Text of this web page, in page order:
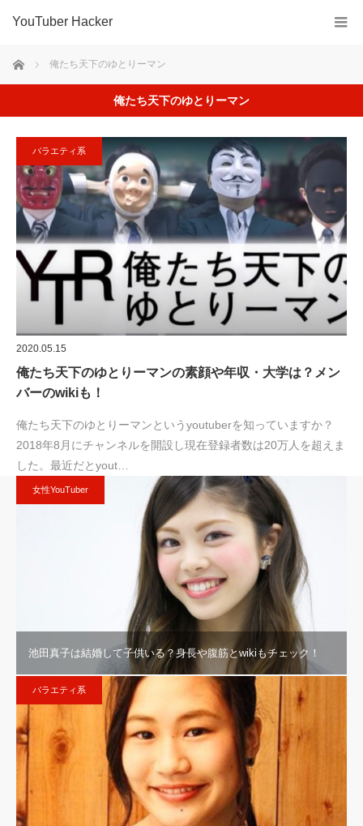
YouTuber Hacker
ホーム 俺たち天下のゆとりーマン
俺たち天下のゆとりーマン
バラエティ系
2020.05.15
俺たち天下のゆとりーマンの素顔や年収・大学は？メン
バーのwikiも！
俺たち天下のゆとりーマンというyoutuberを知っていますか？
2018年8月にチャンネルを開設し現在登録者数は20万人を超えま
した。最近だとyout…
女性YouTuber
池田真子は結婚して子供いる？身長や腹筋とwikiもチェック！
バラエティ系